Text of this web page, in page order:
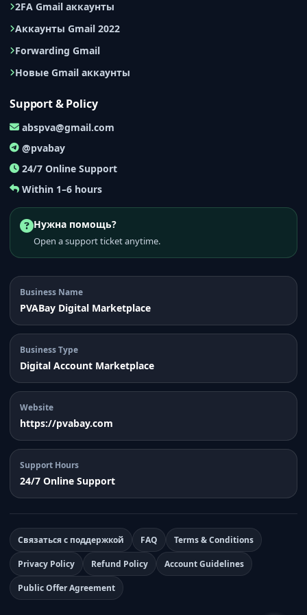
2FA Gmail аккаунты
Аккаунты Gmail 2022
Forwarding Gmail
Новые Gmail аккаунты
Support & Policy
abspva@gmail.com
@pvabay
24/7 Online Support
Within 1–6 hours
Нужна помощь?
Open a support ticket anytime.
Business Name
PVABay Digital Marketplace
Business Type
Digital Account Marketplace
Website
https://pvabay.com
Support Hours
24/7 Online Support
Связаться с поддержкой FAQ Terms & Conditions
Privacy Policy Refund Policy Account Guidelines
Public Offer Agreement